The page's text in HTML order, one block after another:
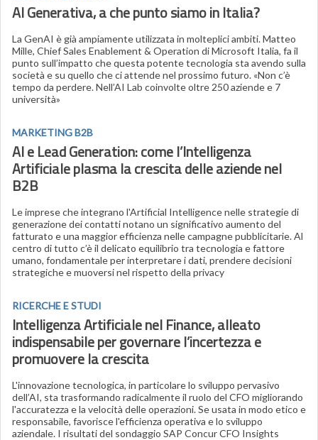
AI Generativa, a che punto siamo in Italia?
La GenAI è già ampiamente utilizzata in molteplici ambiti. Matteo
Mille, Chief Sales Enablement & Operation di Microsoft Italia, fa il
punto sull’impatto che questa potente tecnologia sta avendo sulla
società e su quello che ci attende nel prossimo futuro. «Non c’è
tempo da perdere. Nell’AI Lab coinvolte oltre 250 aziende e 7
università»
MARKETING B2B
AI e Lead Generation: come l’Intelligenza
Artificiale plasma la crescita delle aziende nel
B2B
Le imprese che integrano l'Artificial Intelligence nelle strategie di
generazione dei contatti notano un significativo aumento del
fatturato e una maggior efficienza nelle campagne pubblicitarie. Al
centro di tutto c’è il delicato equilibrio tra tecnologia e fattore
umano, fondamentale per interpretare i dati, prendere decisioni
strategiche e muoversi nel rispetto della privacy
RICERCHE E STUDI
Intelligenza Artificialenel Finance, alleato
indispensabile per governare l’incertezza e
promuovere la crescita
L'innovazione tecnologica, in particolare lo sviluppo pervasivo
dell’AI, sta trasformando radicalmente il ruolo del CFO migliorando
l'accuratezza e la velocità delle operazioni. Se usata in modo etico e
responsabile, favorisce l'efficienza operativa e lo sviluppo
aziendale. I risultati del sondaggio SAP Concur CFO Insights